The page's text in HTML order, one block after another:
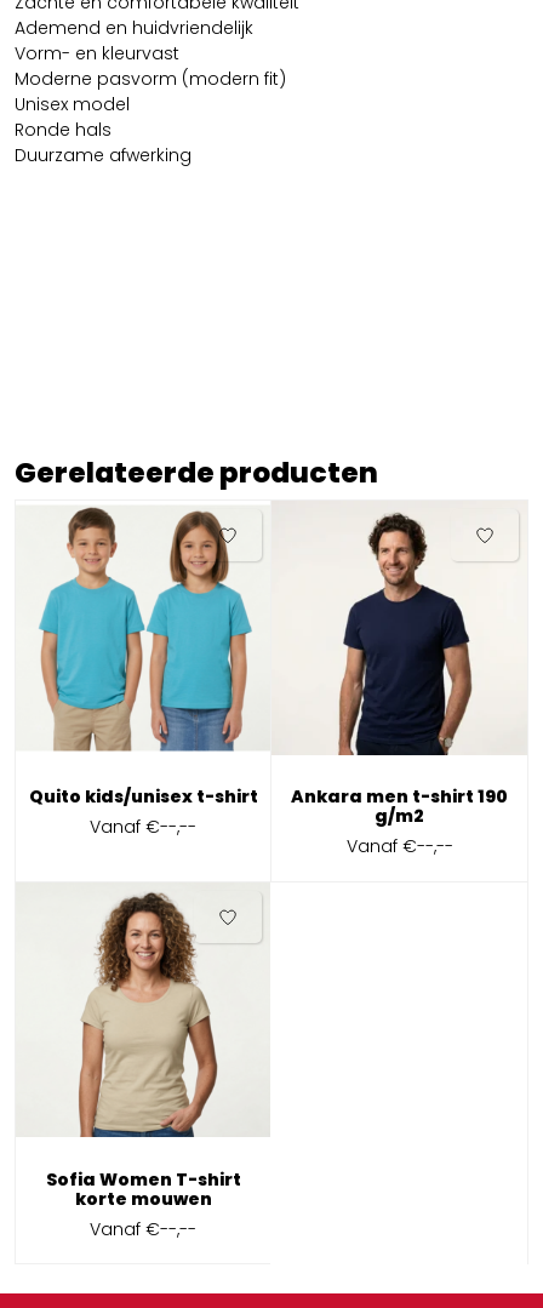
Ademend en huidvriendelijk
Vorm- en kleurvast
Moderne pasvorm (modern fit)
Unisex model
Ronde hals
Duurzame afwerking
Gerelateerde producten
Quito kids/unisex t-shirt
Vanaf€--,--
Ankara men t-shirt 190
g/m2
Vanaf €--,--
Sofia Women T-shirt
korte mouwen
Vanaf€--,--